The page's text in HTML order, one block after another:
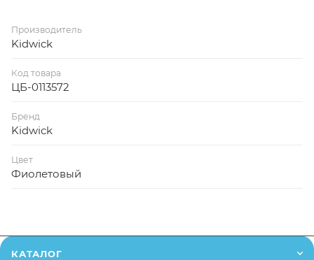
Производитель
Kidwick
Код товара
ЦБ-0113572
Бренд
Kidwick
Цвет
Фиолетовый
КАТАЛОГ